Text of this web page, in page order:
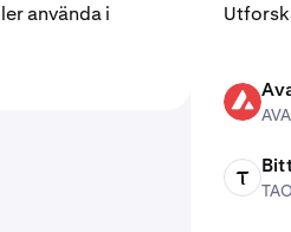
använda i
AVAX
TAO
TAO